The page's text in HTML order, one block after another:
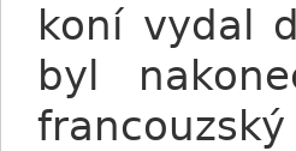
koní vydal
byl